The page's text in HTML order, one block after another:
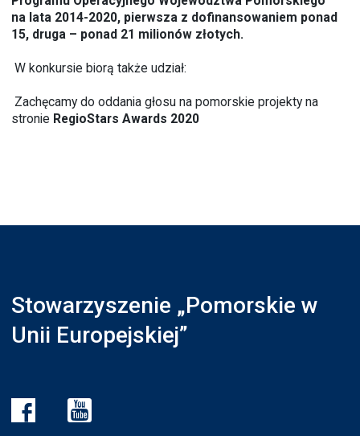
na lata 2014-2020, pierwsza z dofinansowaniem ponad
15, druga – ponad 21 milionów złotych.
W konkursie biorą także udział:
Zachęcamy do oddania głosu na pomorskie projekty na
stronie RegioStars Awards 2020
Stowarzyszenie „Pomorskie w
Unii Europejskiej”